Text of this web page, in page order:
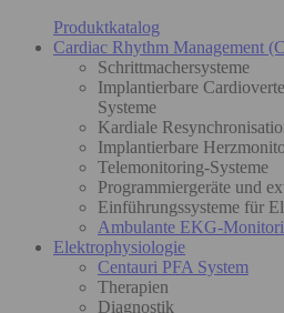
Produktkatalog
Cardiac Rhythm Management
Schrittmachersysteme
Implantierbare
Systeme
Kardiale
Implantierbare
Telemonitoring-Systeme
Programmiergeräte und
Einführungssysteme für
Ambulante EKG-
Elektrophysiologie
Centauri PFA System
Therapien
Diagnostik